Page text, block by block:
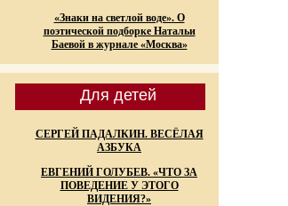
«Знаки на светлой воде». О
поэтической подборке Натальи
Баевой в журнале «Москва»
Для детей
СЕРГЕЙ ПАДАЛКИН. ВЕСЁЛАЯ
АЗБУКА
ЕВГЕНИЙ ГОЛУБЕВ. «ЧТО ЗА
ПОВЕДЕНИЕ У ЭТОГО
ВИДЕНИЯ?»